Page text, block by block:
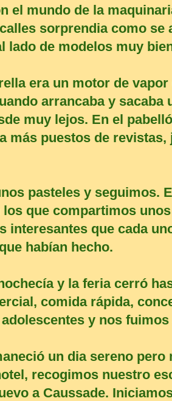
el mundo de la
sorprendia como se
lado de modelos muy
era un motor de
arrancaba y sacaba
muy lejos. En el
más puestos de revistas,
pasteles y seguimos.
que compartimos
interesantes que cada
habían hecho.
y la feria cerró
comida rápida,
y nos
un dia sereno
recogimos nuestro
a Caussade.